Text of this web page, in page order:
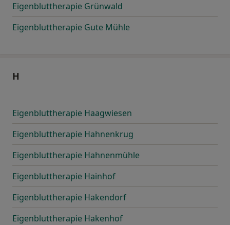
Eigenbluttherapie Grünwald
Eigenbluttherapie Gute Mühle
H
Eigenbluttherapie Haagwiesen
Eigenbluttherapie Hahnenkrug
Eigenbluttherapie Hahnenmühle
Eigenbluttherapie Hainhof
Eigenbluttherapie Hakendorf
Eigenbluttherapie Hakenhof